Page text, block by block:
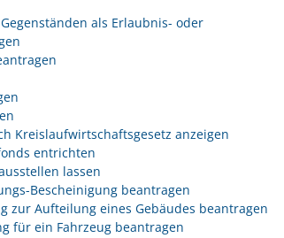
als Erlaubnis- oder
Kreislaufwirtschaftsgesetz anzeigen
entrichten
lassen
Bescheinigung beantragen
zur Aufteilung eines Gebäudes beantragen
für ein Fahrzeug beantragen